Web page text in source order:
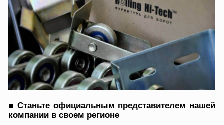
■Станьте официальным представителем нашей
компании в своем регионе